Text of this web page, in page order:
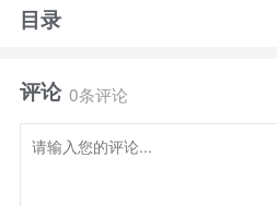
支持正版！ 原书名《星际万
的秘密，任务中每天ruarua大
的尾巴，致力于建立人与自然
道这些兽人竟然都像牛皮糖一
目录
评论 0条评论